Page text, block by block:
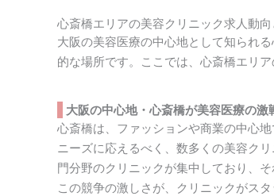
心斎橋エリアの美容クリニック求人動向
大阪の美容医療の中心地として知られ
的な場所です。ここでは、心斎橋エリ
大阪の中心地・心斎橋が美容医療の激
心斎橋は、ファッションや商業の中心
ニーズに応えるべく、数多くの美容ク
門分野のクリニックが集中しており、
この競争の激しさが、クリニックがス